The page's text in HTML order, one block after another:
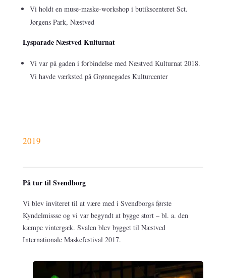
Vi holdt en muse-maske-workshop i butikscenteret Sct.
Jørgens Park, Næstved
Lysparade Næstved Kulturnat
Vi var på gaden i forbindelse med Næstved Kulturnat 2018.
Vi havde værksted på Grønnegades Kulturcenter
2019
På tur til Svendborg
Vi blev inviteret til at være med i Svendborgs første
Kyndelmissse og vi var begyndt at bygge stort – bl. a. den
kæmpe vintergæk. Svalen blev bygget til Næstved
Internationale Maskefestival 2017.